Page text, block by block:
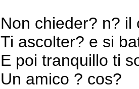
Non chieder? n? il
Ti ascolter? e si
E poi tranquillo ti
Un amico ? cos?